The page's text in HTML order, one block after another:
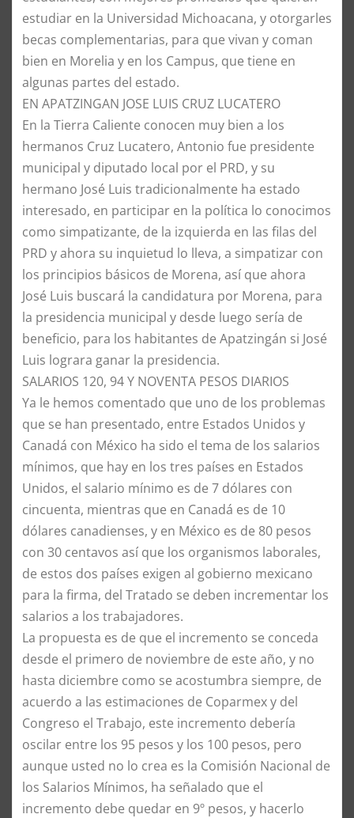
estudiar en la Universidad Michoacana, y otorgarles
becas complementarias, para que vivan y coman
bien en Morelia y en los Campus, que tiene en
algunas partes del estado.
​EN APATZINGAN JOSE LUIS CRUZ LUCATERO
​En la Tierra Caliente conocen muy bien a los
hermanos Cruz Lucatero, Antonio fue presidente
municipal y diputado local por el PRD, y su
hermano José Luis tradicionalmente ha estado
interesado, en participar en la política lo conocimos
como simpatizante, de la izquierda en las filas del
PRD y ahora su inquietud lo lleva, a simpatizar con
los principios básicos de Morena, así que ahora
José Luis buscará la candidatura por Morena, para
la presidencia municipal y desde luego sería de
beneficio, para los habitantes de Apatzingán si José
Luis lograra ganar la presidencia.
​SALARIOS 120, 94 Y NOVENTA PESOS DIARIOS
​Ya le hemos comentado que uno de los problemas
que se han presentado, entre Estados Unidos y
Canadá con México ha sido el tema de los salarios
mínimos, que hay en los tres países en Estados
Unidos, el salario mínimo es de 7 dólares con
cincuenta, mientras que en Canadá es de 10
dólares canadienses, y en México es de 80 pesos
con 30 centavos así que los organismos laborales,
de estos dos países exigen al gobierno mexicano
para la firma, del Tratado se deben incrementar los
salarios a los trabajadores.
​La propuesta es de que el incremento se conceda
desde el primero de noviembre de este año, y no
hasta diciembre como se acostumbra siempre, de
acuerdo a las estimaciones de Coparmex y del
Congreso el Trabajo, este incremento debería
oscilar entre los 95 pesos y los 100 pesos, pero
aunque usted no lo crea es la Comisión Nacional de
los Salarios Mínimos, ha señalado que el
incremento debe quedar en 9º pesos, y hacerlo